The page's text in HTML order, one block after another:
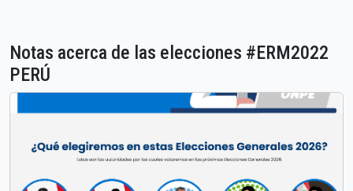
Notas acerca de las elecciones #ERM2022
PERÚ